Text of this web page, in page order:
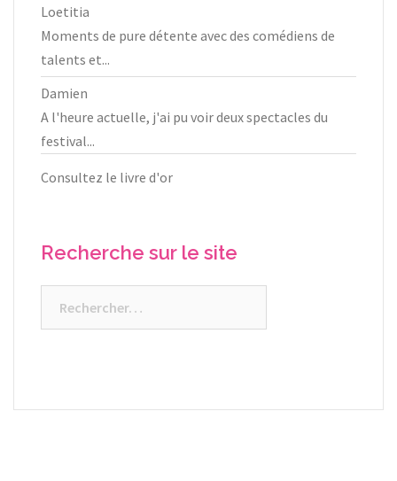
Loetitia
Moments de pure détente avec des comédiens de
talents et...
Damien
A l'heure actuelle, j'ai pu voir deux spectacles du
festival...
Consultez le livre d'or
Recherche sur le site